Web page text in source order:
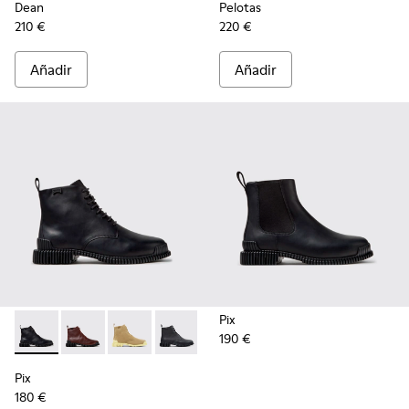
Dean
210 €
Añadir
Pelotas
220 €
Añadir
Pix - K400830-005 - Botines de piel negros para mujer.
Pix - K400830-006
Pix - K400830-004
Pix - K400830-001
Pix
180 €
Pix
190 €